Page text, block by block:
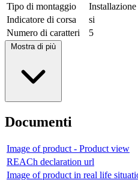
Tipo di montaggio
Indicatore di corsa
si
Numero di caratteri
5
Mostra di più
Documenti
Image of product - Product view
REACh declaration url
Image of product in real life